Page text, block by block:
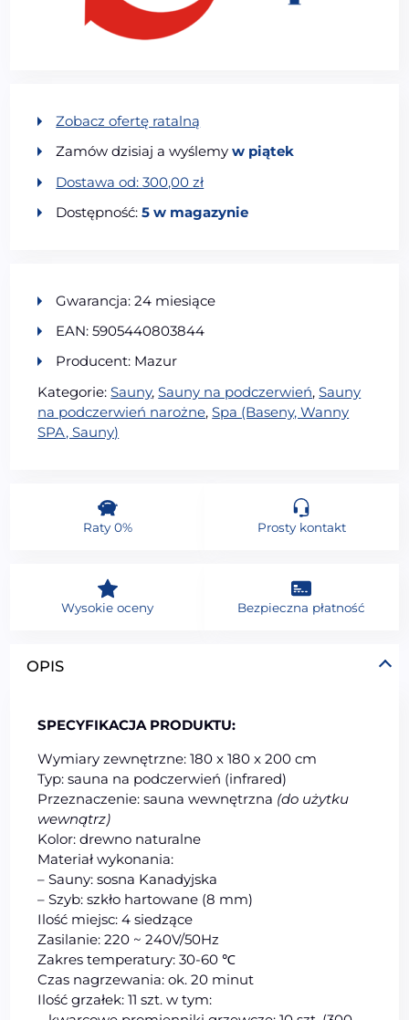
OPIS
SPECYFIKACJA PRODUKTU:
Wymiary zewnętrzne: 180 x 180 x 200 cm
Typ: sauna na podczerwień (infrared)
Przeznaczenie: saunawewnętrzna (do użytku
wewnątrz)
Kolor: drewno naturalne
Materiał wykonania:
– Sauny: sosna Kanadyjska
– Szyb: szkło hartowane (8 mm)
Ilość miejsc: 4 siedzące
Zasilanie: 220 ~ 240V/50Hz
Zakres temperatury: 30-60 ℃
Czas nagrzewania: ok. 20 minut
Ilość grzałek: 11 szt. w tym:
Zobacz ofertę ratalną
Zamów dzisiaj a wyślemyw piątek
Dostawa od:300,00zł
Dostępność:5 w magazynie
Gwarancja: 24 miesiące
EAN: 5905440803844
Producent: Mazur
Kategorie:Sauny,Sauny na podczerwień,Sauny
na podczerwień narożne,Spa (Baseny, Wanny
SPA, Sauny)
Raty 0% Prosty kontakt
Wysokie oceny Bezpieczna płatność